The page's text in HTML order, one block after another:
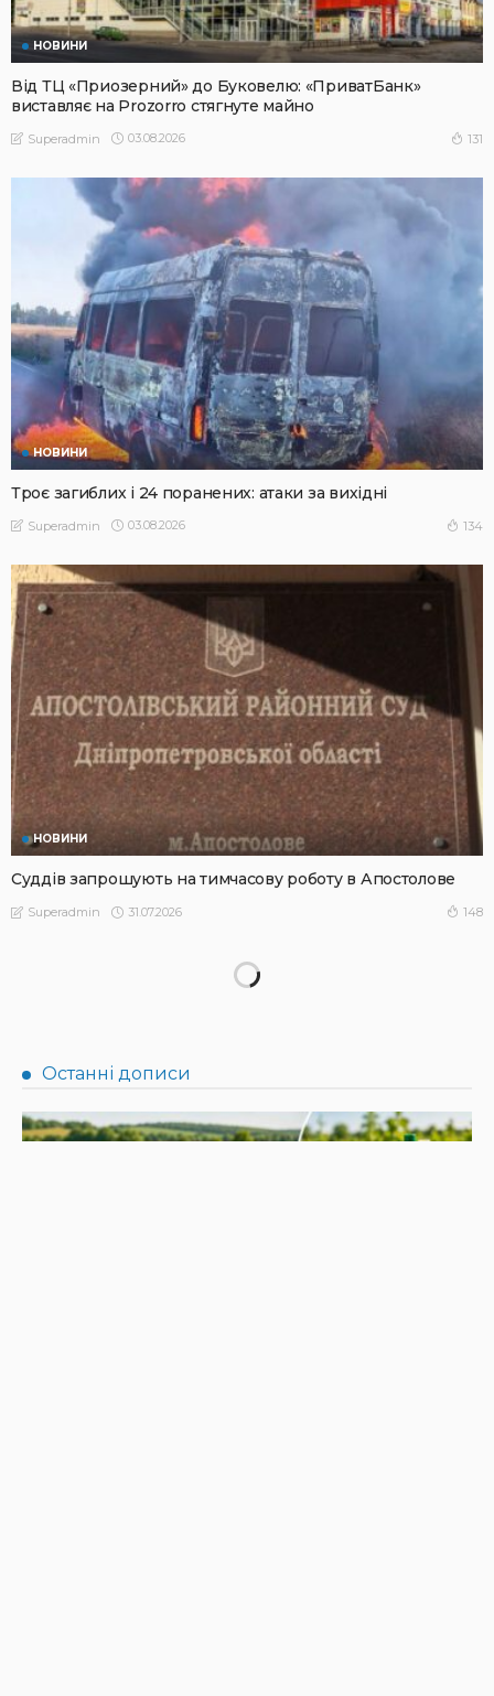
НОВИНИ
Від ТЦ «Приозерний» до Буковелю: «ПриватБанк»
виставляє на Prozorro стягнуте майно
Superadmin 03.08.2026 131
НОВИНИ
Троє загиблих і 24 поранених: атаки за вихідні
Superadmin 03.08.2026 134
НОВИНИ
Суддів запрошують на тимчасову роботу в Апостолове
Superadmin 31.07.2026 148